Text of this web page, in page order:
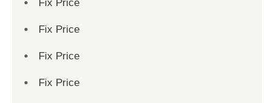
Fix Price
Fix Price
Fix Price
Fix Price